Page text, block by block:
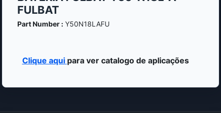
FULBAT
Part Number :Y50N18LAFU
Clique aqui para ver catalogo de aplicações